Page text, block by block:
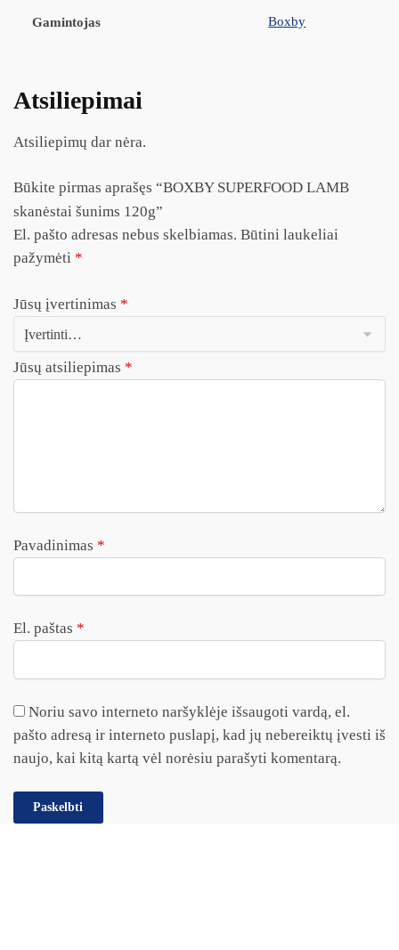
Gamintojas Boxby
Atsiliepimai
Atsiliepimų dar nėra.
Būkite pirmas aprašęs “BOXBY SUPERFOOD LAMB
skanėstai šunims 120g”
El. pašto adresas nebus skelbiamas. Būtini laukeliai
pažymėti *
Jūsų įvertinimas *
Jūsų atsiliepimas *
Pavadinimas *
El. paštas *
Noriu savo interneto naršyklėje išsaugoti vardą, el.
pašto adresą ir interneto puslapį, kad jų nebereiktų įvesti iš
naujo, kai kitą kartą vėl norėsiu parašyti komentarą.